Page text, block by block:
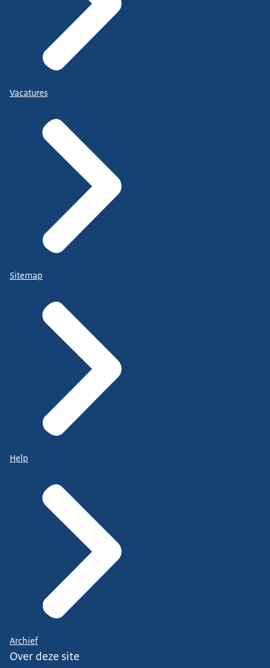
Vacatures
Sitemap
Help
Archief
Over deze site